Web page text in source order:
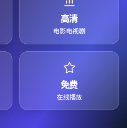
高清
电影电视剧
免费
在线播放